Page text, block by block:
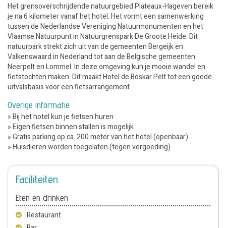
Het grensoverschrijdende natuurgebied Plateaux-Hageven bereik
je na 6 kilometer vanaf het hotel. Het vormt een samenwerking
tussen de Nederlandse Vereniging Natuurmonumenten en het
Vlaamse Natuurpunt in Natuurgrenspark De Groote Heide. Dit
natuurpark strekt zich uit van de gemeenten Bergeijk en
Valkenswaard in Nederland tot aan de Belgische gemeenten
Neerpelt en Lommel. In deze omgeving kun je mooie wandel en
fietstochten maken. Dit maakt Hotel de Boskar Pelt tot een goede
uitvalsbasis voor een fietsarrangement.
Overige informatie
» Bij het hotel kun je fietsen huren
» Eigen fietsen binnen stallen is mogelijk
» Gratis parking op ca. 200 meter van het hotel (openbaar)
» Huisdieren worden toegelaten (tegen vergoeding)
Faciliteiten
Eten en drinken
Restaurant